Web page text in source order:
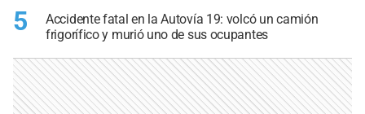
5
Accidente fatal en la Autovía 19: volcó un camión
frigorífico y murió uno de sus ocupantes